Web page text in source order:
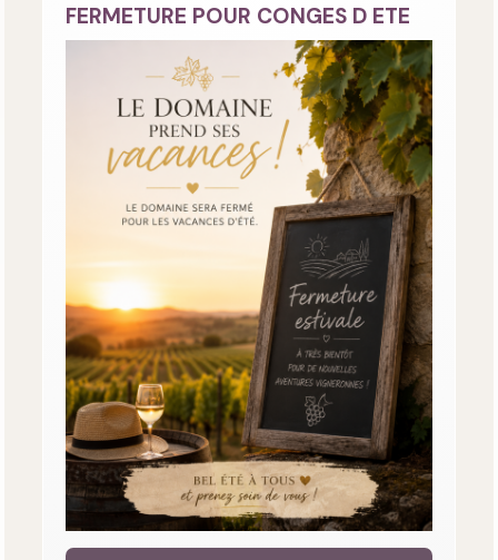
FERMETURE POUR CONGES D ETE